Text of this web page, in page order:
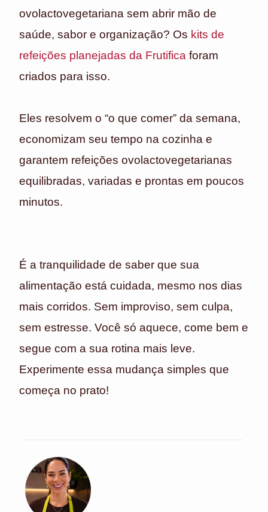
ovolactovegetariana sem abrir mão de
saúde, sabor e organização? Os kits de
refeições planejadas da Frutifica foram
criados para isso.
Eles resolvem o “o que comer” da semana,
economizam seu tempo na cozinha e
garantem refeições ovolactovegetarianas
equilibradas, variadas e prontas em poucos
minutos.
É a tranquilidade de saber que sua
alimentação está cuidada, mesmo nos dias
mais corridos. Sem improviso, sem culpa,
sem estresse. Você só aquece, come bem e
segue com a sua rotina mais leve.
Experimente essa mudança simples que
começa no prato!